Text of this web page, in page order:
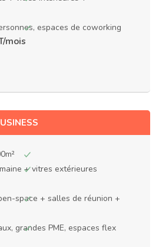
espaces de coworking
mois
+ vitres extérieures
space + salles de réunion +
grandes PME, espaces flex